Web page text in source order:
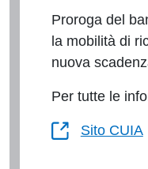
Proroga del
la mobilità di
nuova
Per tutte le
Sito CUIA